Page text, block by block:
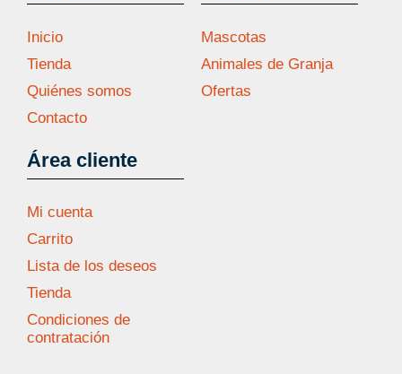
Inicio
Tienda
Quiénes somos
Contacto
Área cliente
Mi cuenta
Carrito
Lista de los deseos
Tienda
Condiciones de
contratación
Mascotas
Animales de Granja
Ofertas